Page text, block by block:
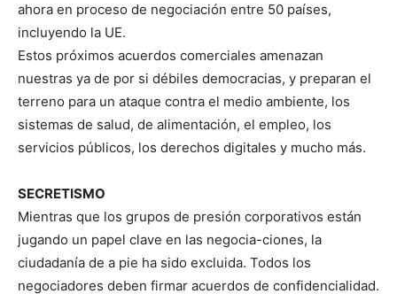
ahora en proceso de negociación entre 50 países,
incluyendo la UE.
Estos próximos acuerdos comerciales amenazan
nuestras ya de por si débiles democracias, y preparan el
terreno para un ataque contra el medio ambiente, los
sistemas de salud, de alimentación, el empleo, los
servicios públicos, los derechos digitales y mucho más.
SECRETISMO
Mientras que los grupos de presión corporativos están
jugando un papel clave en las negocia-ciones, la
ciudadanía de a pie ha sido excluida. Todos los
negociadores deben firmar acuerdos de confidencialidad.